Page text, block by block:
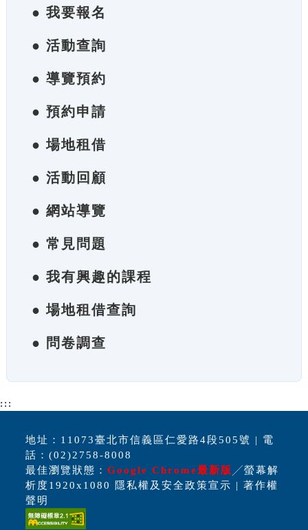
● 我要報名
● 活動查詢
● 導覽預約
● 預約申請
● 場地租借
● 活動回顧
● 網站導覽
● 常見問題
● 我有興趣的課程
● 場地租借查詢
● 問卷調查
:::
地址：11073臺北市信義區仁愛路4段505號 | 電
話：(02)2758-8008
最佳瀏覽狀態：Google Chrome最新版 ╱螢幕解
析度1920x1080 隱私權及安全政策宣示 | 著作權
聲明